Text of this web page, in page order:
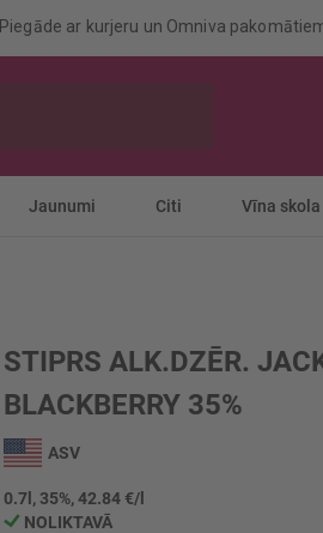
Piegāde ar kurjeru un Omniva
Jaunumi Citi Vīna skola
STIPRS ALK.DZĒR.
BLACKBERRY 35%
ASV
0.7l, 35%, 42.84 €/l
NOLIKTAVĀ